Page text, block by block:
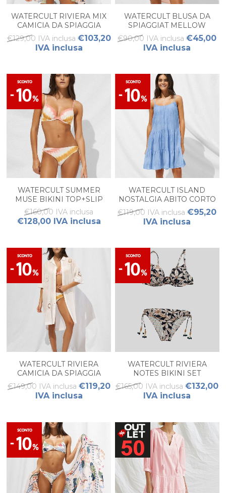
WATERCULT RIVIERA MIX
CAMICIA DA SPIAGGIA
€129,00 IVA inclusa €103,20
IVA inclusa
WATERCULT BLUSA DA
SPIAGGIAT MELLOW
PEACH
€90,00 IVA inclusa €45,00
IVA inclusa
WATERCULT SUMMER
MUSE BIKINI TOP+SLIP
€160,00 IVA inclusa
€128,00 IVA inclusa
WATERCULT ISLAND
NOSTALGIA ABITO CORTO
€119,00 IVA inclusa €95,20
IVA inclusa
WATERCULT RIVIERA
CAMICIA DA SPIAGGIA
DONNA
€149,00 IVA inclusa €119,20
IVA inclusa
WATERCULT RIVIERA
NOTES BIKINI SET
€165,00 IVA inclusa €132,00
IVA inclusa